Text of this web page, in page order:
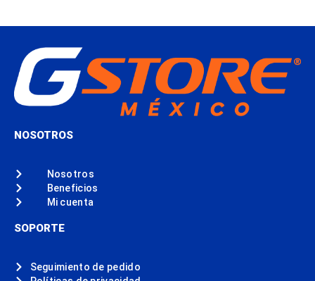
NOSOTROS
Nosotros
Beneficios
Mi cuenta
SOPORTE
Seguimiento de pedido